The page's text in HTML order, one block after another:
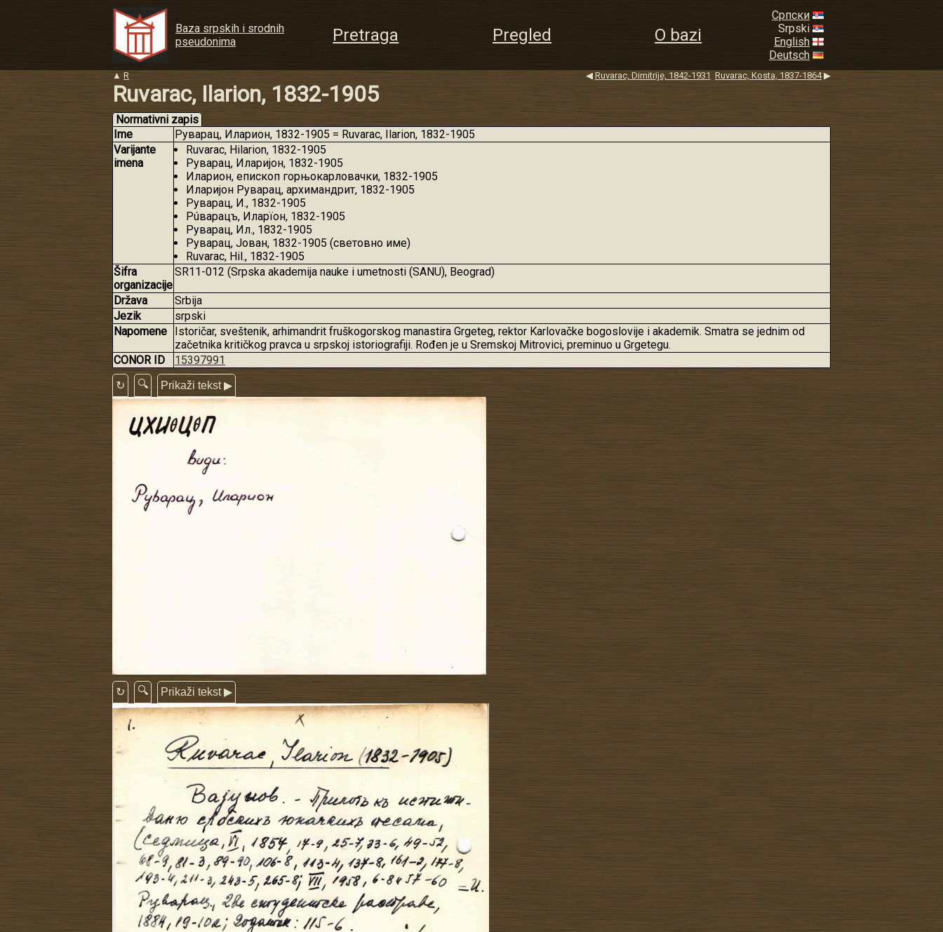
Baza srpskih i srodnih
pseudonima
Pretraga Pregled O bazi
Српски
Srpski
English
Deutsch
▲ R ◀ Ruvarac, Dimitrije, 1842-1931 Ruvarac, Kosta, 1837-1864▶
Ruvarac, Ilarion, 1832-1905
Normativni zapis
Ime
Руварац, Иларион, 1832-1905 = Ruvarac, Ilarion, 1832-1905
Varijante
imena
Ruvarac, Hilarion, 1832-1905
Руварац, Иларијон, 1832-1905
Иларион, епископ горњокарловачки, 1832-1905
Иларијон Руварац, архимандрит, 1832-1905
Руварац, И., 1832-1905
Рúварацъ, Иларїон, 1832-1905
Руварац, Ил., 1832-1905
Руварац, Јован, 1832-1905 (световно име)
Ruvarac, Hil., 1832-1905
Šifra
organizacije
SR11-012 (Srpska akademija nauke i umetnosti (SANU), Beograd)
Država
Srbija
Jezik
srpski
Napomene
Istoričar, sveštenik, arhimandrit fruškogorskog manastira Grgeteg, rektor Karlovačke bogoslovije i akademik. Smatra se jednim od
začetnika kritičkog pravca u srpskoj istoriografiji. Rođen je u Sremskoj Mitrovici, preminuo u Grgetegu.
CONOR ID
15397991